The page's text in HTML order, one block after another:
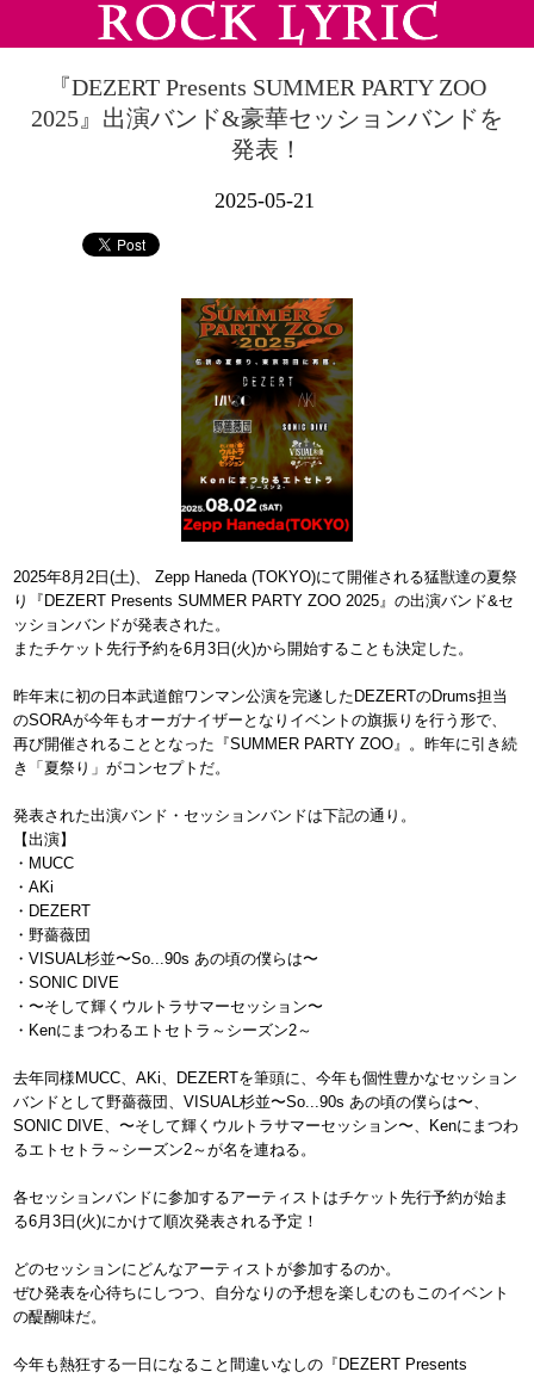
『DEZERT Presents SUMMER PARTY ZOO
2025』出演バンド&豪華セッションバンドを
発表！
2025-05-21
2025年8月2日(土)、 Zepp Haneda (TOKYO)にて開催される猛獣達の夏祭
り『DEZERT Presents SUMMER PARTY ZOO 2025』の出演バンド&セ
ッションバンドが発表された。
またチケット先行予約を6月3日(火)から開始することも決定した。
昨年末に初の日本武道館ワンマン公演を完遂したDEZERTのDrums担当
のSORAが今年もオーガナイザーとなりイベントの旗振りを行う形で、
再び開催されることとなった『SUMMER PARTY ZOO』。昨年に引き続
き「夏祭り」がコンセプトだ。
発表された出演バンド・セッションバンドは下記の通り。
【出演】
・MUCC
・AKi
・DEZERT
・野薔薇団
・VISUAL杉並〜So...90s あの頃の僕らは〜
・SONIC DIVE
・〜そして輝くウルトラサマーセッション〜
・Kenにまつわるエトセトラ～シーズン2～
去年同様MUCC、AKi、DEZERTを筆頭に、今年も個性豊かなセッション
バンドとして野薔薇団、VISUAL杉並〜So...90s あの頃の僕らは〜、
SONIC DIVE、〜そして輝くウルトラサマーセッション〜、Kenにまつわ
るエトセトラ～シーズン2～が名を連ねる。
各セッションバンドに参加するアーティストはチケット先行予約が始ま
る6月3日(火)にかけて順次発表される予定！
どのセッションにどんなアーティストが参加するのか。
ぜひ発表を心待ちにしつつ、自分なりの予想を楽しむのもこのイベント
の醍醐味だ。
今年も熱狂する一日になること間違いなしの『DEZERT Presents